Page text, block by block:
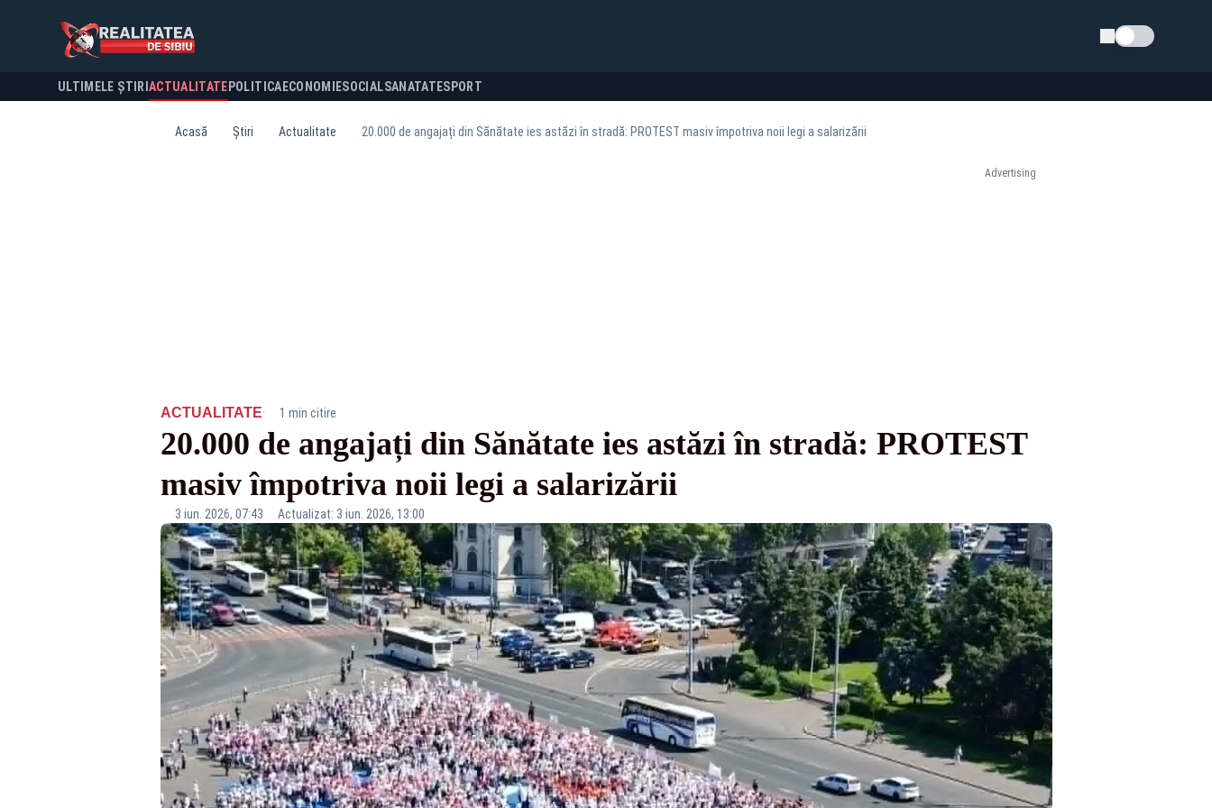
Schimba tema
ULTIMELE ȘTIRI ACTUALITATE POLITICA ECONOMIESOCIALSANATATESPORT
Acasă Știri Actualitate 20.000 de angajați din Sănătate ies astăzi în stradă: PROTEST masiv împotriva noii legi a salarizării
Advertising
ACTUALITATE· 1 min citire
20.000 de angajați din Sănătate ies astăzi în stradă: PROTEST
masiv împotriva noii legi a salarizării
3 iun. 2026, 07:43 Actualizat: 3 iun. 2026, 13:00